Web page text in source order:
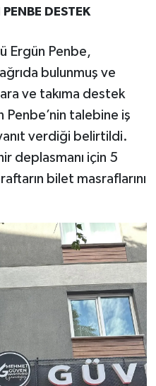
DESTEK
Ergün Penbe,
bulunmuş ve
ve takıma destek
talebine iş
verdiği belirtildi.
deplasmanı için 5
bilet masraflarını